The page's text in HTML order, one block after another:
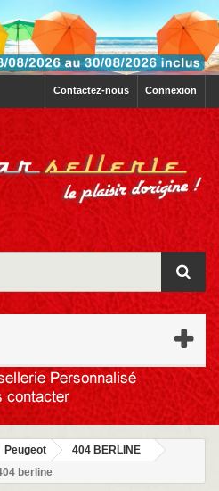
Connexion
Contactez-nous
Peugeot
404 BERLINE
berline